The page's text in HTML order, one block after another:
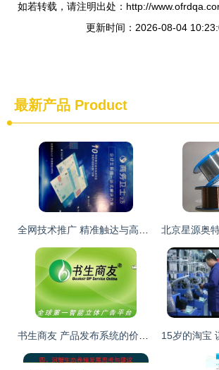
如若转载，请注明出处：http://
更新时间：2026-08-04
最新产品 Product